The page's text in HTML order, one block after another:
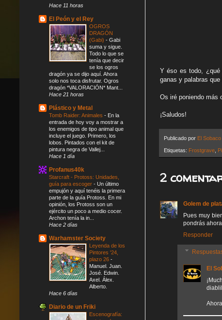
Y éso es todo, ¿qué
ganas y palabras
Os iré poniendo más
¡Saludos!
Publicado por El
Etiquetas: Frostgrave
2
Golem de
Pues muy
pondrás
Responder
El
Hace 11 horas
El Peón y el Rey
OGROS
DRAGÓN
(Gabi) - Gabi
suma y sigue.
Todo lo que se
tenía que decir
se los ogros
dragón ya se dijo aquí. Ahora
solo nos toca disfrutar. Ogros
dragón *VALORACIÓN* Mant...
Hace 21 horas
Plástico y Metal
Tomb Raider: Animales - En la
entrada de hoy voy a mostrar a
los enemigos de tipo animal que
incluye el juego. Primero, los
lobos. Pintados con el kit de
pintura negra de Vallej...
Hace 1 día
Profanus40k
Starcraft - Protoss: Unidades,
guía para escoger - Un último
empujón y aquí tenéis la primera
parte de la guía Protoss. En mi
opinión, los Protoss son un
ejército un poco a medio cocer.
Archon tenía la in...
Hace 2 días
Warhamster Society
Leyenda de los
Pintores '24,
plazo 26 -
Manuel. Juan.
José. Edwin.
Axel. Álex.
Alberto.
Hace 6 días
Diario de un Friki
Escenografía: